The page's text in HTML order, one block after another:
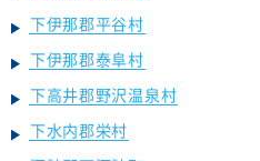
下伊那郡平谷村
下伊那郡泰阜村
下高井郡野沢温泉村
下水内郡栄村